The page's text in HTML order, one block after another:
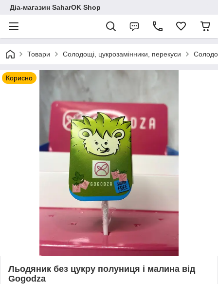
Діа-магазин SaharOK Shop
Товари Солодощі, цукрозамінники, перекуси
Корисно
Льодяник без цукру полуниця і малина від
Gogodza